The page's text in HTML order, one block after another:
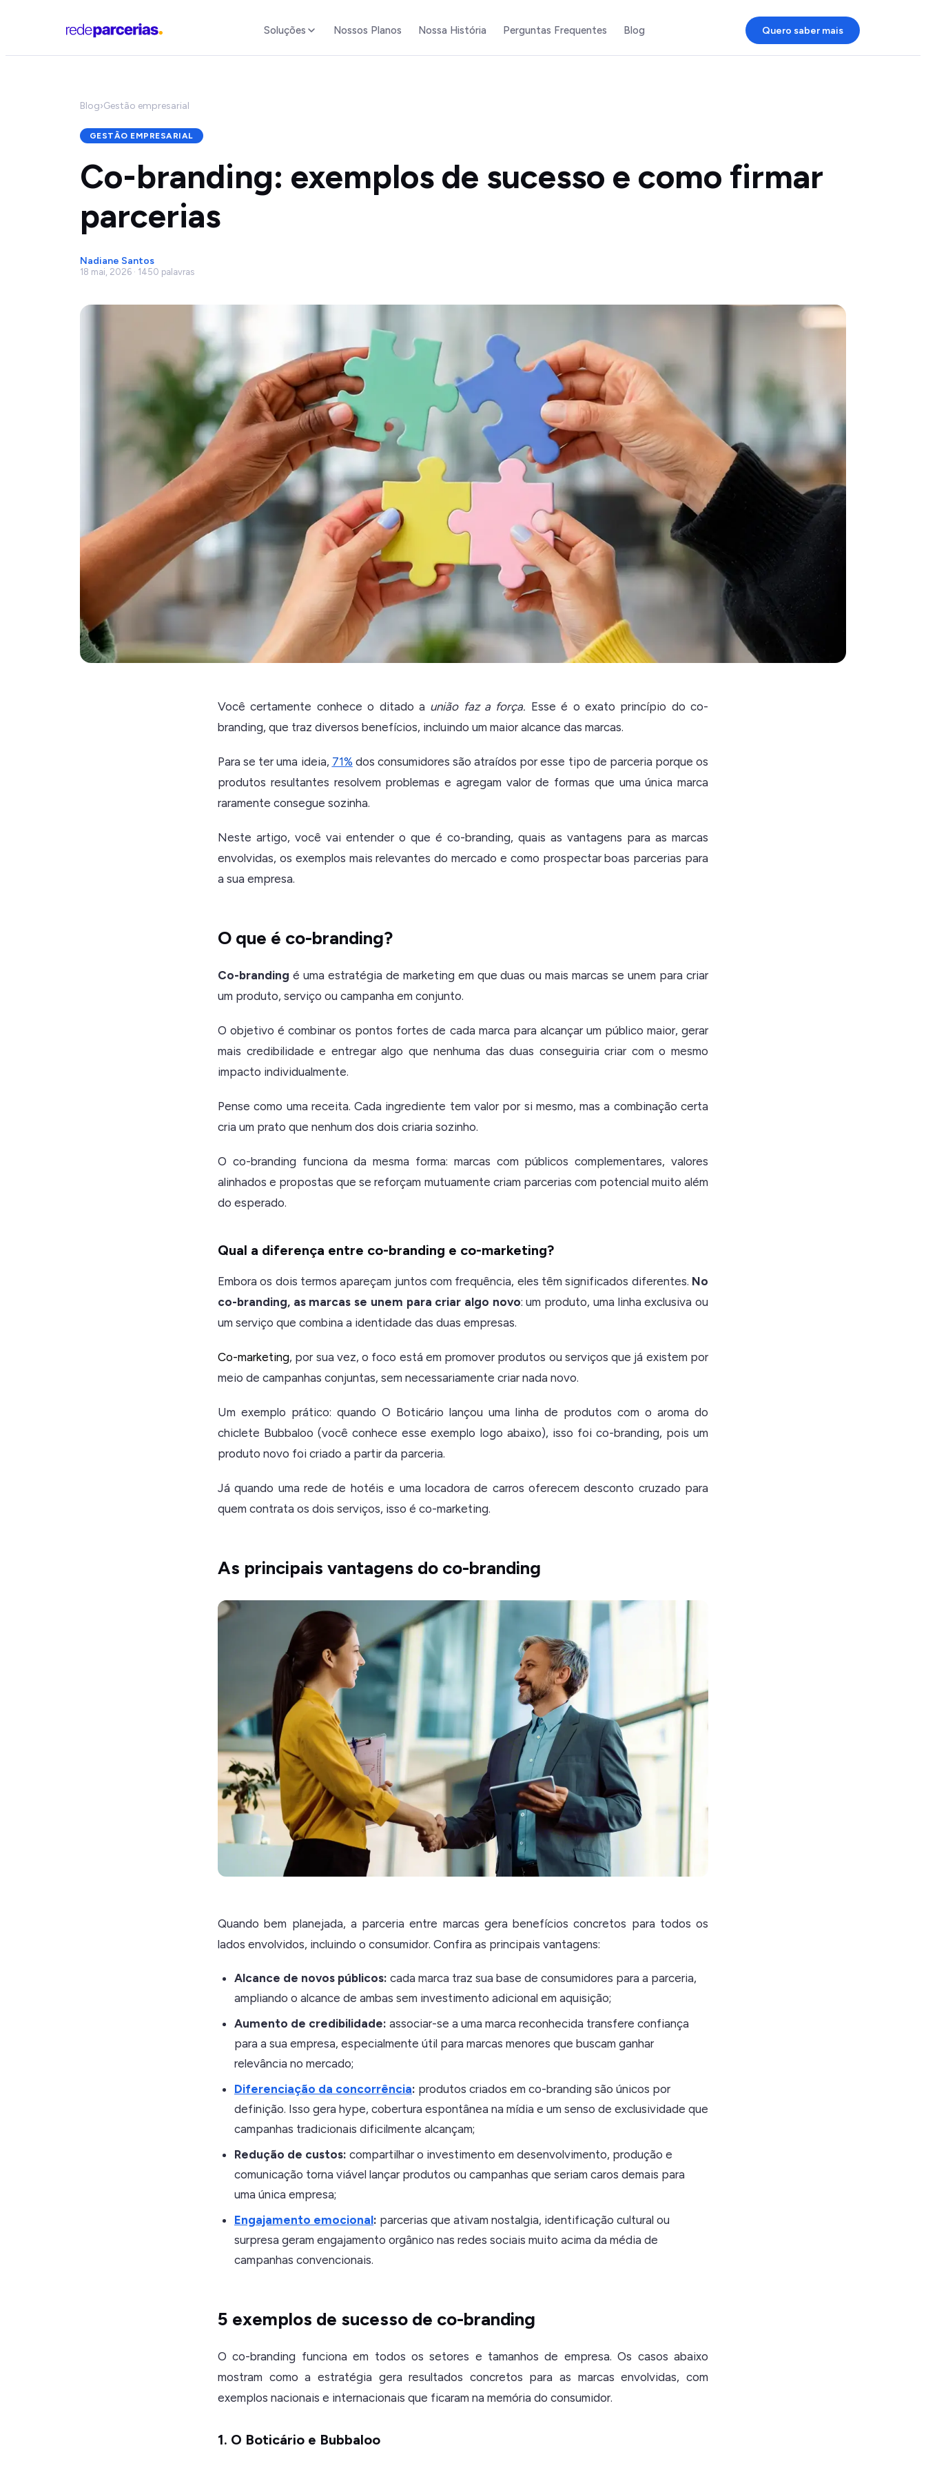
Soluções Nossos Planos Nossa História Perguntas Frequentes Blog Quero saber mais
Blog›Gestão empresarial
GESTÃO EMPRESARIAL
Co-branding: exemplos de sucesso e como firmar
parcerias
Nadiane Santos
18 mai, 2026 · 1450 palavras
Você certamente conhece o ditado a união faz a força. Esse é o exato princípio do co-
branding, que traz diversos benefícios, incluindo um maior alcance das marcas.
Para se ter uma ideia, 71% dos consumidores são atraídos por esse tipo de parceria porque os
produtos resultantes resolvem problemas e agregam valor de formas que uma única marca
raramente consegue sozinha.
Neste artigo, você vai entender o que é co-branding, quais as vantagens para as marcas
envolvidas, os exemplos mais relevantes do mercado e como prospectar boas parcerias para
a sua empresa.
O que é co-branding?
Co-branding é uma estratégia de marketing em que duas ou mais marcas se unem para criar
um produto, serviço ou campanha em conjunto.
O objetivo é combinar os pontos fortes de cada marca para alcançar um público maior, gerar
mais credibilidade e entregar algo que nenhuma das duas conseguiria criar com o mesmo
impacto individualmente.
Pense como uma receita. Cada ingrediente tem valor por si mesmo, mas a combinação certa
cria um prato que nenhum dos dois criaria sozinho.
O co-branding funciona da mesma forma: marcas com públicos complementares, valores
alinhados e propostas que se reforçam mutuamente criam parcerias com potencial muito além
do esperado.
Qual a diferença entre co-branding e co-marketing?
Embora os dois termos apareçam juntos com frequência, eles têm significados diferentes. No
co-branding, as marcas se unem para criar algo novo: um produto, uma linha exclusiva ou
um serviço que combina a identidade das duas empresas.
Co-marketing, por sua vez, o foco está em promover produtos ou serviços que já existem por
meio de campanhas conjuntas, sem necessariamente criar nada novo.
Um exemplo prático: quando O Boticário lançou uma linha de produtos com o aroma do
chiclete Bubbaloo (você conhece esse exemplo logo abaixo), isso foi co-branding, pois um
produto novo foi criado a partir da parceria.
Já quando uma rede de hotéis e uma locadora de carros oferecem desconto cruzado para
quem contrata os dois serviços, isso é co-marketing.
As principais vantagens do co-branding
Quando bem planejada, a parceria entre marcas gera benefícios concretos para todos os
lados envolvidos, incluindo o consumidor. Confira as principais vantagens:
Alcance de novos públicos: cada marca traz sua base de consumidores para a parceria,
ampliando o alcance de ambas sem investimento adicional em aquisição;
Aumento de credibilidade: associar-se a uma marca reconhecida transfere confiança
para a sua empresa, especialmente útil para marcas menores que buscam ganhar
relevância no mercado;
Diferenciação da concorrência: produtos criados em co-branding são únicos por
definição. Isso gera hype, cobertura espontânea na mídia e um senso de exclusividade que
campanhas tradicionais dificilmente alcançam;
Redução de custos: compartilhar o investimento em desenvolvimento, produção e
comunicação torna viável lançar produtos ou campanhas que seriam caros demais para
uma única empresa;
Engajamento emocional: parcerias que ativam nostalgia, identificação cultural ou
surpresa geram engajamento orgânico nas redes sociais muito acima da média de
campanhas convencionais.
5 exemplos de sucesso de co-branding
O co-branding funciona em todos os setores e tamanhos de empresa. Os casos abaixo
mostram como a estratégia gera resultados concretos para as marcas envolvidas, com
exemplos nacionais e internacionais que ficaram na memória do consumidor.
1. O Boticário e Bubbaloo